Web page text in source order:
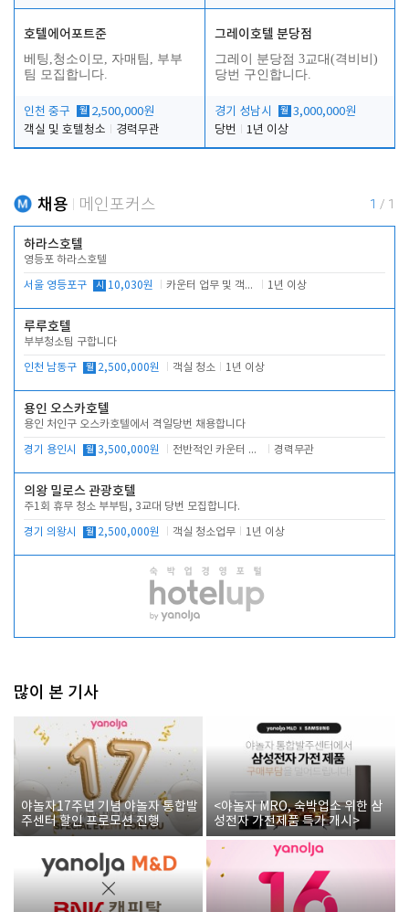
호텔에어포트준
베팅,청소이모, 자매팀, 부부
팀 모집합니다.
인천 중구 월 2,500,000원
객실 및 호텔청소
경력무관
그레이호텔 분당점
그레이 분당점 3교대(격비비)
당번 구인합니다.
경기 성남시 월 3,000,000원
당번
1년 이상
채용 메인포커스 1 / 1
하라스호텔
영등포 하라스호텔
서울 영등포구 시 10,030원 카운터 업무 및 객실관리(청소상태 확인, 객실판매) 1년 이상
루루호텔
부부청소팀 구합니다
인천 남동구 월 2,500,000원 객실 청소 1년 이상
용인 오스카호텔
용인 처인구 오스카호텔에서 격일당번 채용합니다
경기 용인시 월 3,500,000원 전반적인 카운터 업무 경력무관
의왕 밀로스 관광호텔
주1회 휴무 청소 부부팀, 3교대 당번 모집합니다.
경기 의왕시 월 2,500,000원 객실 청소업무 1년 이상
많이 본 기사
야놀자17주년 기념 야놀자 통합발
주센터 할인 프로모션 진행
<야놀자 MRO, 숙박업소 위한 삼
성전자 가전제품 특가 개시>